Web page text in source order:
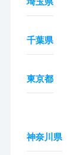
千葉県
東京都
神奈川県